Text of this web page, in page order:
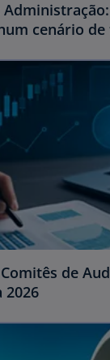
cenário
de
2026